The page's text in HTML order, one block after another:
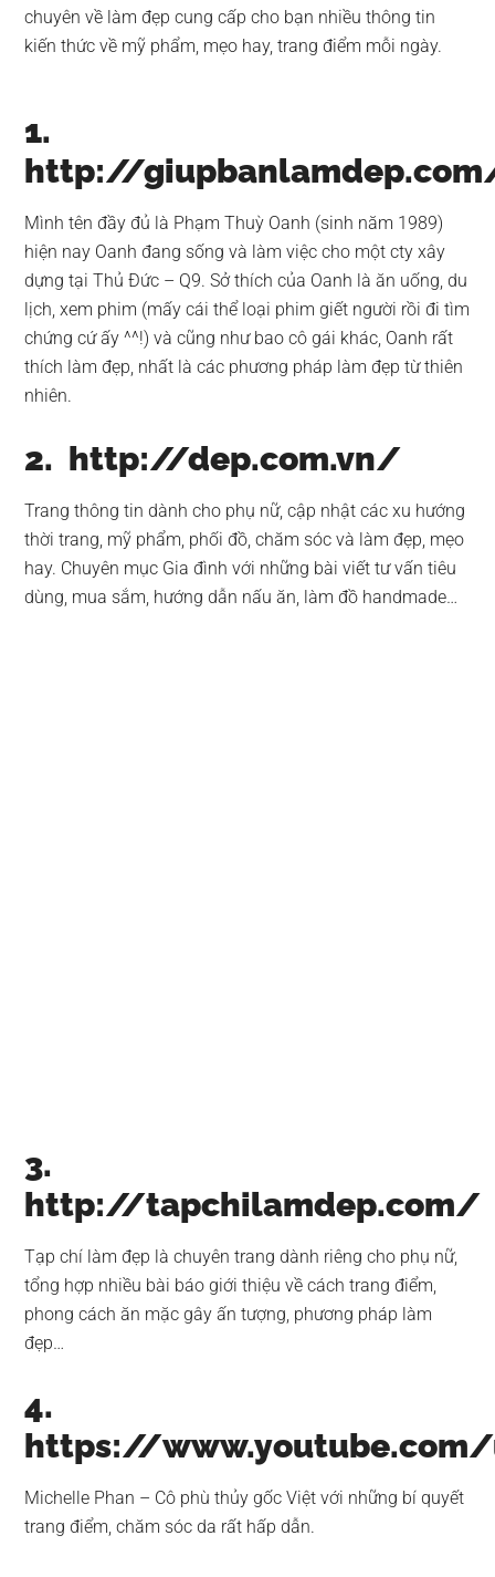
chuyên về làm đẹp cung cấp cho bạn nhiều thông tin
kiến thức về mỹ phẩm, mẹo hay, trang điểm mỗi ngày.
1.
http://
Mình tên đầy đủ là Phạm Thuỳ Oanh (sinh năm 1989)
hiện nay Oanh đang sống và làm việc cho một cty xây
dựng tại Thủ Đức – Q9. Sở thích của Oanh là ăn uống, du
lịch, xem phim (mấy cái thể loại phim giết người rồi đi tìm
chứng cứ ấy ^^!) và cũng như bao cô gái khác, Oanh rất
thích làm đẹp, nhất là các phương pháp làm đẹp từ thiên
nhiên.
2. http://dep.com.vn/
Trang thông tin dành cho phụ nữ, cập nhật các xu hướng
thời trang, mỹ phẩm, phối đồ, chăm sóc và làm đẹp, mẹo
hay. Chuyên mục Gia đình với những bài viết tư vấn tiêu
dùng, mua sắm, hướng dẫn nấu ăn, làm đồ handmade…
3.
http://tapchilamdep.com/
Tạp chí làm đẹp là chuyên trang dành riêng cho phụ nữ,
tổng hợp nhiều bài báo giới thiệu về cách trang điểm,
phong cách ăn mặc gây ấn tượng, phương pháp làm
đẹp…
4.
https://
Michelle Phan – Cô phù thủy gốc Việt với những bí quyết
trang điểm, chăm sóc da rất hấp dẫn.